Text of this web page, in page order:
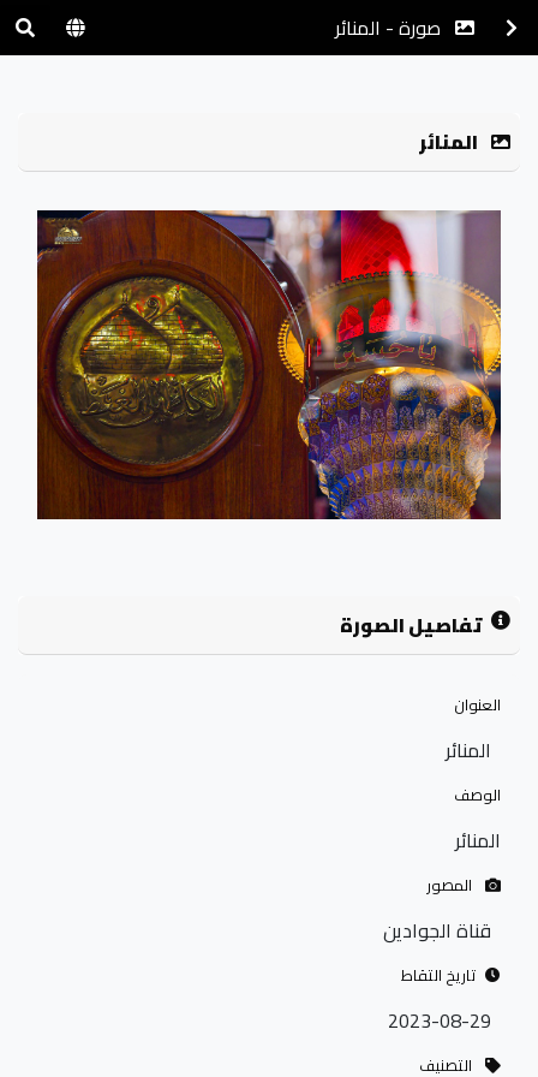
صورة - المنائر
المنائر
تفاصيل الصورة
العنوان
المنائر
الوصف
المنائر
المصور
قناة الجوادين
تاريخ التقاط
2023-08-29
التصنيف